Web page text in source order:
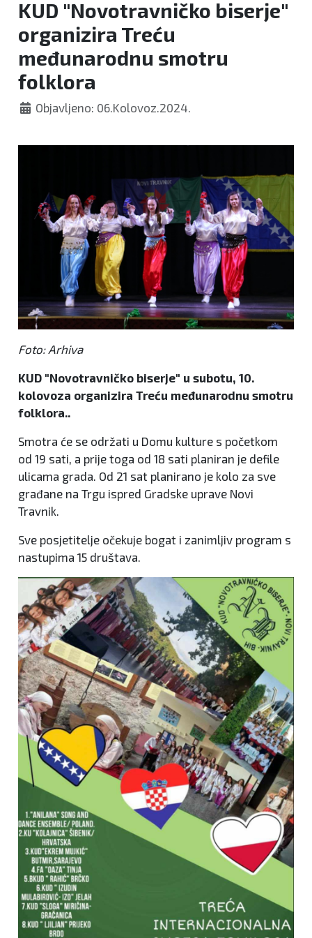
KUD "Novotravničko biserje"
organizira Treću
međunarodnu smotru
folklora
Objavljeno: 06.Kolovoz.2024.
Foto: Arhiva
KUD "Novotravničko biserje" u subotu, 10.
kolovoza organizira Treću međunarodnu smotru
folklora..
Smotra će se održati u Domu kulture s početkom
od 19 sati, a prije toga od 18 sati planiran je defile
ulicama grada. Od 21 sat planirano je kolo za sve
građane na Trgu ispred Gradske uprave Novi
Travnik.
Sve posjetitelje očekuje bogat i zanimljiv program s
nastupima 15 društava.